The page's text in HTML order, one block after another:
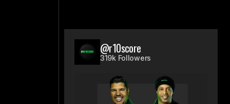
@r10score
319k Followers